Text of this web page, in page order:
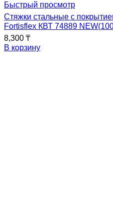
Быстрый просмотр
Стяжки стальные с
Fortisflex КВТ 74889
8,300 ₸
В корзину